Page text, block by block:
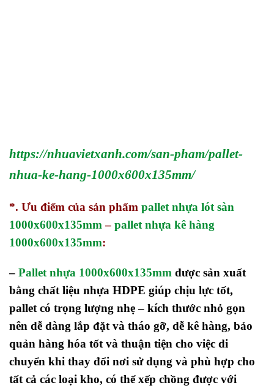
https://nhuavietxanh.com/san-pham/pallet-
nhua-ke-hang-1000x600x135mm/
*. Ưu điểm của sản phẩm pallet nhựa lót sàn
1000x600x135mm – pallet nhựa kê hàng
1000x600x135mm:
– Pallet nhựa 1000x600x135mm được sản xuất
bằng chất liệu nhựa HDPE giúp chịu lực tốt,
pallet có trọng lượng nhẹ – kích thước nhỏ gọn
nên dễ dàng lắp đặt và tháo gỡ, dễ kê hàng, bảo
quản hàng hóa tốt và thuận tiện cho việc di
chuyển khi thay đổi nơi sử dụng và phù hợp cho
tất cả các loại kho, có thể xếp chồng được với